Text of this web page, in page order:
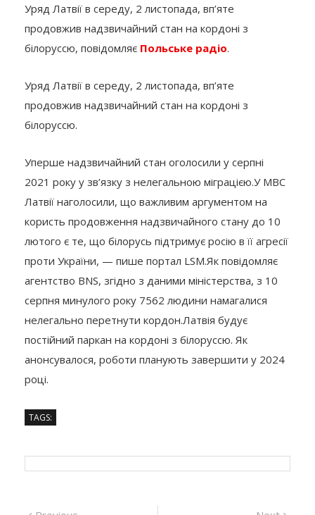
Уряд Латвії в середу, 2 листопада, вп’яте
продовжив надзвичайний стан на кордоні з
білоруссю, повідомляє Польське радіо.
Уряд Латвії в середу, 2 листопада, вп’яте
продовжив надзвичайний стан на кордоні з
білоруссю.
Уперше надзвичайний стан оголосили у серпні
2021 року у зв’язку з нелегальною міграцією.У МВС
Латвії наголосили, що важливим аргументом на
користь продовження надзвичайного стану до 10
лютого є те, що білорусь підтримує росію в її агресії
проти України, — пише портал LSM.Як повідомляє
агентство BNS, згідно з даними міністерства, з 10
серпня минулого року 7562 людини намагалися
нелегально перетнути кордон.Латвія будує
постійний паркан на кордоні з білоруссю. Як
анонсувалося, роботи планують завершити у 2024
році.
TAGS: